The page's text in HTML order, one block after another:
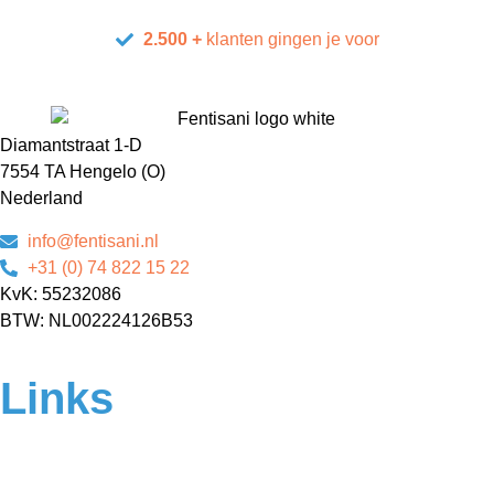
2.500 +klanten gingen je voor
Diamantstraat 1-D
7554 TA Hengelo (O)
Nederland
info@fentisani.nl
+31 (0) 74 822 15 22
KvK: 55232086
BTW: NL002224126B53
Links